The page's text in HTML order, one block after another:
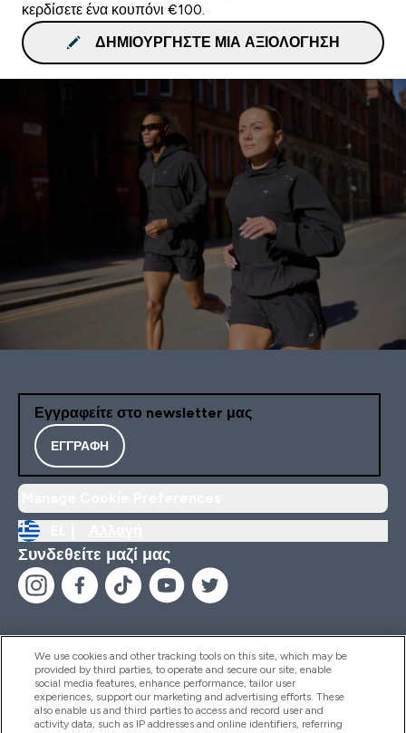
κερδίσετε ένα κουπόνι €100.
ΔΗΜΙΟΥΡΓΉΣΤΕ ΜΙΑ ΑΞΙΟΛΌΓΗΣΗ
Εγγραφείτε στο newsletter μας
ΕΓΓΡΑΦΉ
Συνδεθείτε μαζί μας
Βοήθεια & Πληροφορίες
We use cookies and other tracking tools on this site, which may be
provided by third parties, to operate and secure our site, enable
social media features, enhance performance, tailor user
experiences, support our marketing and advertising efforts. These
also enable us and third parties to access and record user and
activity data, such as IP addresses and online identifiers, referring